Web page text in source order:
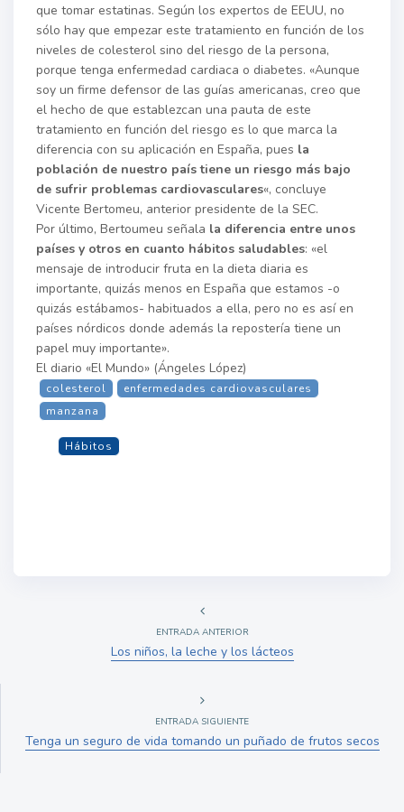
que tomar estatinas. Según los expertos de EEUU, no
sólo hay que empezar este tratamiento en función de los
niveles de colesterol sino del riesgo de la persona,
porque tenga enfermedad cardiaca o diabetes. «Aunque
soy un firme defensor de las guías americanas, creo que
el hecho de que establezcan una pauta de este
tratamiento en función del riesgo es lo que marca la
diferencia con su aplicación en España, pues la
población de nuestro país tiene un riesgo más bajo
de sufrir problemas cardiovasculares«, concluye
Vicente Bertomeu, anterior presidente de la SEC.
Por último, Bertoumeu señala la diferencia entre unos
países y otros en cuanto hábitos saludables: «el
mensaje de introducir fruta en la dieta diaria es
importante, quizás menos en España que estamos -o
quizás estábamos- habituados a ella, pero no es así en
países nórdicos donde además la repostería tiene un
papel muy importante».
El diario «El Mundo» (Ángeles López)
colesterol
enfermedades cardiovasculares
manzana
Hábitos
ENTRADA ANTERIOR
Los niños, la leche y los lácteos
ENTRADA SIGUIENTE
Tenga un seguro de vida tomando un puñado de frutos secos